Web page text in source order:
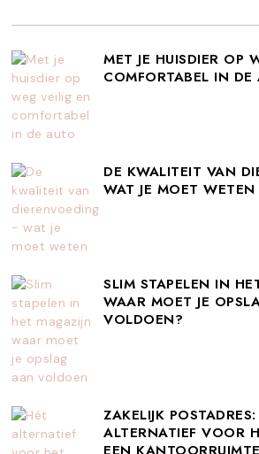
MET JE HUISDIER OP
COMFORTABEL IN DE
DE KWALITEIT VAN
WAT JE MOET WETEN
SLIM STAPELEN IN
WAAR MOET JE
VOLDOEN?
ZAKELIJK
ALTERNATIEF VOOR